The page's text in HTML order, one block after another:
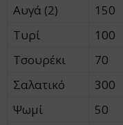
Αυγά (2)
150
Τυρί
100
Τσουρέκι
70
Σαλατικό
300
Ψωμί
50